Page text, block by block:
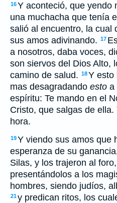
16Y aconteció, que yendo
una muchacha que tenía
salió al encuentro, la cual
sus amos adivinando. 17
a nosotros, daba voces,
son siervos del Dios Alto,
camino de salud. 18Y esto
mas desagradando esto a
espíritu: Te mando en el
Cristo, que salgas de
hora.
19Y viendo sus amos que
esperanza de su
Silas, y los trajeron al
presentándolos a los
hombres, siendo judíos,
21y predican ritos, los